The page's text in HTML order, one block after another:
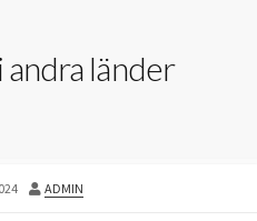
andra länder
AUTHOR
ADMIN